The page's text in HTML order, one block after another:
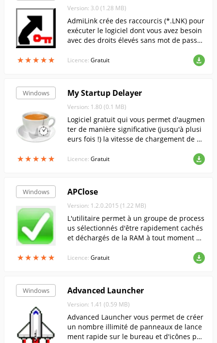
★★★★★
★★★★★
Version: 3.0 (1.28 MB)
AdmiLink crée des raccourcis (*.LNK) pour
exécuter le logiciel dont vous avez besoin
avec des droits élevés sans mot de passe.
Licence: Gratuit
Windows
★★★★★
★★★★★
My Startup Delayer
Version: 1.80 (0.1 MB)
Logiciel gratuit qui vous permet d'augmen
ter de manière significative (jusqu'à plusi
eurs fois !) la vitesse de chargement de vo
Licence: Gratuit
Windows
★★★★★
★★★★★
APClose
Version: 1.2.0.2015 (1.22 MB)
L'utilitaire permet à un groupe de process
us sélectionnés d'être rapidement cachés
et déchargés de la RAM à tout moment en
Licence: Gratuit
Windows Advanced Launcher
Version: 1.41 (0.59 MB)
Advanced Launcher vous permet de créer
un nombre illimité de panneaux de lance
ment rapide sur le bureau et d'icônes pou